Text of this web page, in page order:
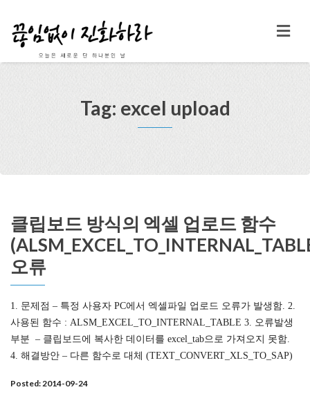
Tag: excel upload
클립보드 방식의 엑셀 업로드 함수
오류
1. 문제점 – 특정 사용자 PC에서 엑셀파일 업로드 오류가 발생함. 2.
사용된 함수 : ALSM_EXCEL_TO_INTERNAL_TABLE 3. 오류발생
부분 – 클립보드에 복사한 데이터를 excel_tab으로 가져오지 못함.
4. 해결방안 – 다른 함수로 대체 (TEXT_CONVERT_XLS_TO_SAP)
Posted: 2014-09-24